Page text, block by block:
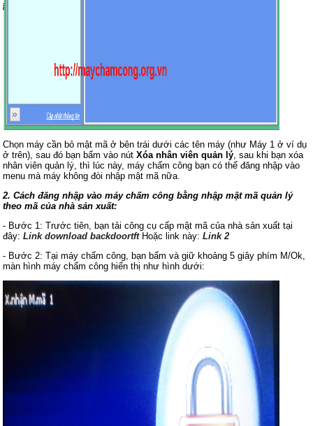
Chọn máy cần bỏ mật mã ở bên trái dưới các tên máy (như Máy 1 ở ví dụ
ở trên), sau đó bạn bấm vào nútXóa nhân viên quản lý, sau khi bạn xóa
nhân viên quản lý, thì lúc này, máy chấm công bạn có thể đăng nhập vào
menu mà máy không đòi nhập mật mã nữa.
2. Cách đăng nhập vào máy chấm công bằng nhập mật mã quản lý
theo mã của nhà sản xuất:
- Bước 1: Trước tiên, bạn tải công cụ cấp mật mã của nhà sản xuất tại
đây:Link download backdoortftHoặc link này:Link 2
- Bước 2: Tại máy chấm công, bạn bấm và giữ khoảng 5 giây phím M/Ok,
màn hình máy chấm công hiển thị như hình dưới: